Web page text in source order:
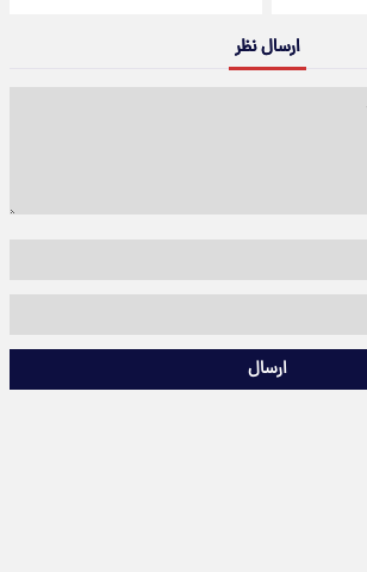
ارسال نظر
ارسال